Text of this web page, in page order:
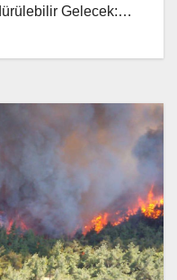
Gelecek:…